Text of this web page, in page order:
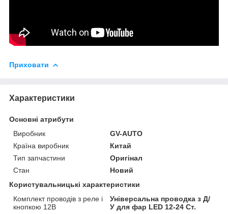
Приховати
Характеристики
Основні атрибути
Виробник
GV-AUTO
Країна виробник
Китай
Тип запчастини
Оригінал
Стан
Новий
Користувальницькі характеристики
Комплект проводів з реле і
кнопкою 12В
Універсальна проводка з Д/
У для фар LED 12-24 Ст.